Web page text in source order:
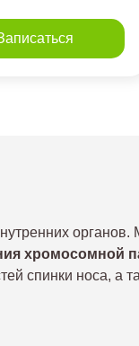
органов.
хромосомной
спинки носа, а